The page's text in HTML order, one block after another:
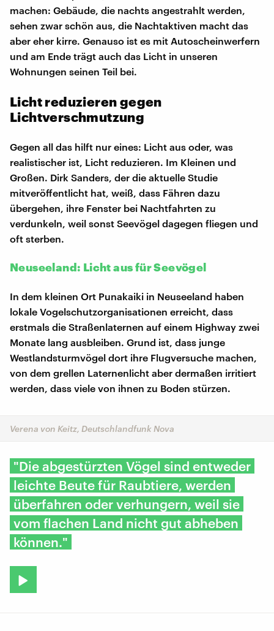
machen: Gebäude, die nachts angestrahlt werden,
sehen zwar schön aus, die Nachtaktiven macht das
aber eher kirre. Genauso ist es mit Autoscheinwerfern
und am Ende trägt auch das Licht in unseren
Wohnungen seinen Teil bei.
Licht reduzieren gegen
Lichtverschmutzung
Gegen all das hilft nur eines: Licht aus oder, was
realistischer ist, Licht reduzieren. Im Kleinen und
Großen. Dirk Sanders, der die aktuelle Studie
mitveröffentlicht hat, weiß, dass Fähren dazu
übergehen, ihre Fenster bei Nachtfahrten zu
verdunkeln, weil sonst Seevögel dagegen fliegen und
oft sterben.
Neuseeland: Licht aus für Seevögel
In dem kleinen Ort Punakaiki in Neuseeland haben
lokale Vogelschutzorganisationen erreicht, dass
erstmals die Straßenlaternen auf einem Highway zwei
Monate lang ausbleiben. Grund ist, dass junge
Westlandsturmvögel dort ihre Flugversuche machen,
von dem grellen Laternenlicht aber dermaßen irritiert
werden, dass viele von ihnen zu Boden stürzen.
Verena von Keitz, Deutschlandfunk Nova
"Die abgestürzten Vögel sind entweder
leichte Beute für Raubtiere, werden
überfahren oder verhungern, weil sie
vom flachen Land nicht gut abheben
können."